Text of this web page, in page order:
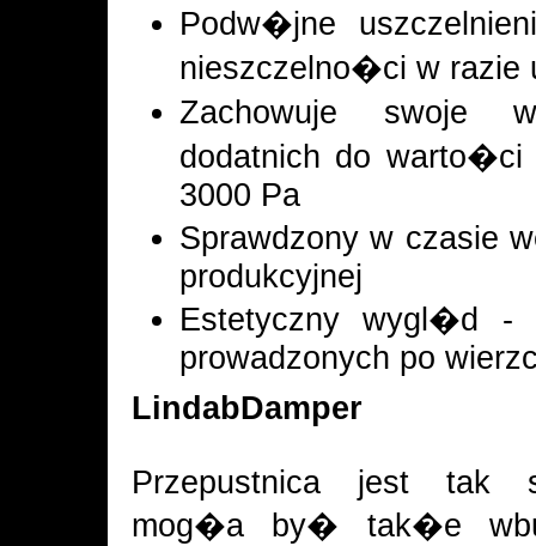
Podw�jne
nieszczelno�ci w razie
Zachowuje swoje
dodatnich do
3000 Pa
Sprawdzony w czasie
produkcyjnej
Estetyczny wygl�d -
prowadzonych po
LindabDamper
Przepustnica jest tak
mog�a by� tak�e